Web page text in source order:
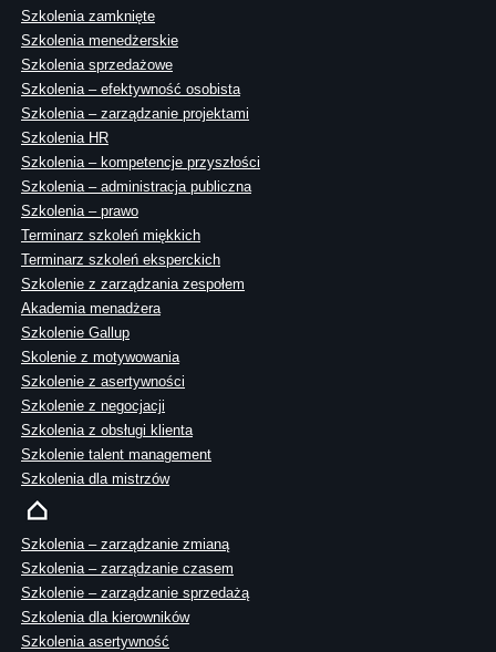
Szkolenia zamknięte
Szkolenia menedżerskie
Szkolenia sprzedażowe
Szkolenia – efektywność osobista
Szkolenia – zarządzanie projektami
Szkolenia HR
Szkolenia – kompetencje przyszłości
Szkolenia – administracja publiczna
Szkolenia – prawo
Terminarz szkoleń miękkich
Terminarz szkoleń eksperckich
Szkolenie z zarządzania zespołem
Akademia menadżera
Szkolenie Gallup
Skolenie z motywowania
Szkolenie z asertywności
Szkolenie z negocjacji
Szkolenia z obsługi klienta
Szkolenie talent management
Szkolenia dla mistrzów
Szkolenia – zarządzanie zmianą
Szkolenia – zarządzanie czasem
Szkolenie – zarządzanie sprzedażą
Szkolenia dla kierowników
Szkolenia asertywność